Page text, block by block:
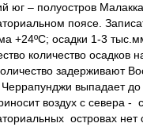
юг – полуостров
поясе.
+24ºС; осадки 1-3
количество осадков
задерживают
выпадает до
воздух с севера -
островах нет